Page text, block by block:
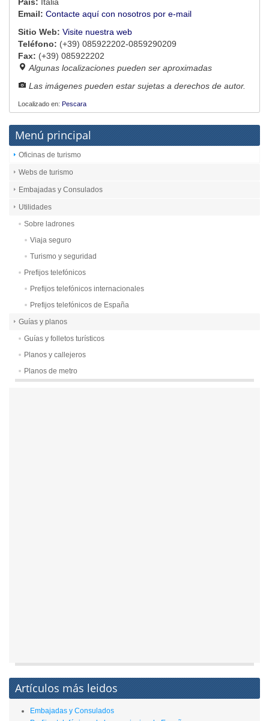
País: Italia
Email: Contacte aquí con nosotros por e-mail
Sitio Web: Visite nuestra web
Teléfono: (+39) 085922202-0859290209
Fax: (+39) 085922202
Algunas localizaciones pueden ser aproximadas
Las imágenes pueden estar sujetas a derechos de autor.
Localizado en: Pescara
Menú principal
Oficinas de turismo
Webs de turismo
Embajadas y Consulados
Utilidades
Sobre ladrones
Viaja seguro
Turismo y seguridad
Prefijos telefónicos
Prefijos telefónicos internacionales
Prefijos telefónicos de España
Guías y planos
Guías y folletos turísticos
Planos y callejeros
Planos de metro
Artículos más leidos
Embajadas y Consulados